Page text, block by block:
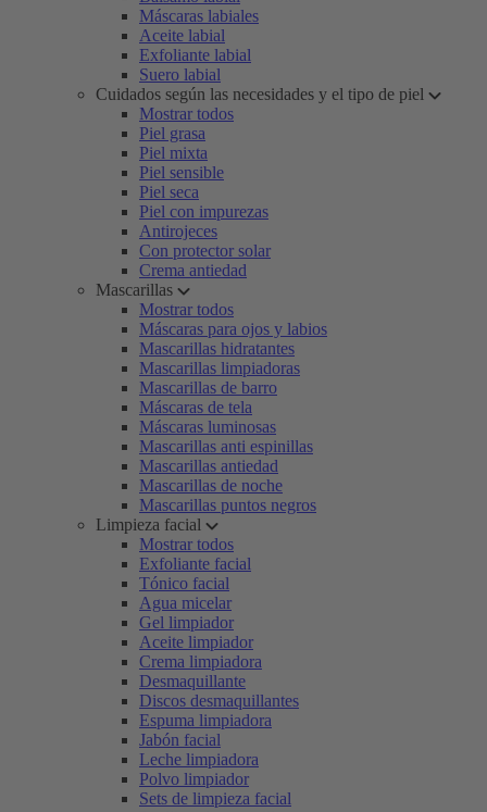
Máscaras labiales
Aceite labial
Exfoliante labial
Suero labial
Cuidados según las necesidades y el tipo de piel
Mostrar todos
Piel grasa
Piel mixta
Piel sensible
Piel seca
Piel con impurezas
Antirojeces
Con protector solar
Crema antiedad
Mascarillas
Mostrar todos
Máscaras para ojos y labios
Mascarillas hidratantes
Mascarillas limpiadoras
Mascarillas de barro
Máscaras de tela
Máscaras luminosas
Mascarillas anti espinillas
Mascarillas antiedad
Mascarillas de noche
Mascarillas puntos negros
Limpieza facial
Mostrar todos
Exfoliante facial
Tónico facial
Agua micelar
Gel limpiador
Aceite limpiador
Crema limpiadora
Desmaquillante
Discos desmaquillantes
Espuma limpiadora
Jabón facial
Leche limpiadora
Polvo limpiador
Sets de limpieza facial